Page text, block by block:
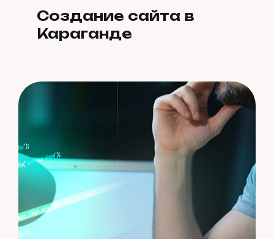
Создание сайта в
Караганде